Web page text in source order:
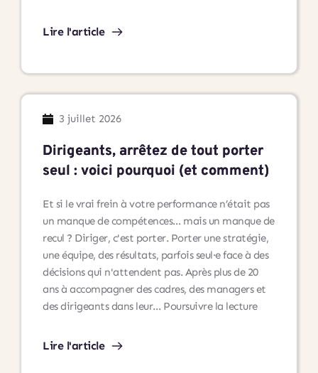
un
lieu
l’accompagnement
professionnel
et
développement
Lire l'article
3 juillet 2026
Dirigeants, arrêtez de tout porter
seul : voici pourquoi (et comment)
Et si le vrai frein à votre performance n’était pas
un manque de compétences… mais un manque de
recul ? Diriger, c'est porter. Porter une stratégie,
une équipe, des résultats, parfois seul·e face à des
décisions qui n'attendent pas. Après plus de 20
ans à accompagner des cadres, des managers et
des dirigeants dans leur… Poursuivre la lectureDirigeants,
Lire l'article